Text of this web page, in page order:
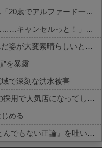
【画像】美人インフルエンサーさん「20歳でアルファード一括で買えちゃう私って素敵」←これってガチなん？それともネタなん？w w w w w w w w w
【驚愕】女さん「43億円注文して………キャンセルっと！」←こいつの目的って一体なんなの？？？？？？？
【画像】本田望結の妹、姉妹で並んだ姿が大変素晴らしいと話題にw w w w w w w
”を暴露
で深刻な洪水被害
【動画】 町の中華料理屋さん、娘の採用で人気店になってしまう
める
【画像】 全身入れ墨の彫り師、『とんでもない正論』を吐いて30万再生されてしまうｗｗｗｗｗｗｗ